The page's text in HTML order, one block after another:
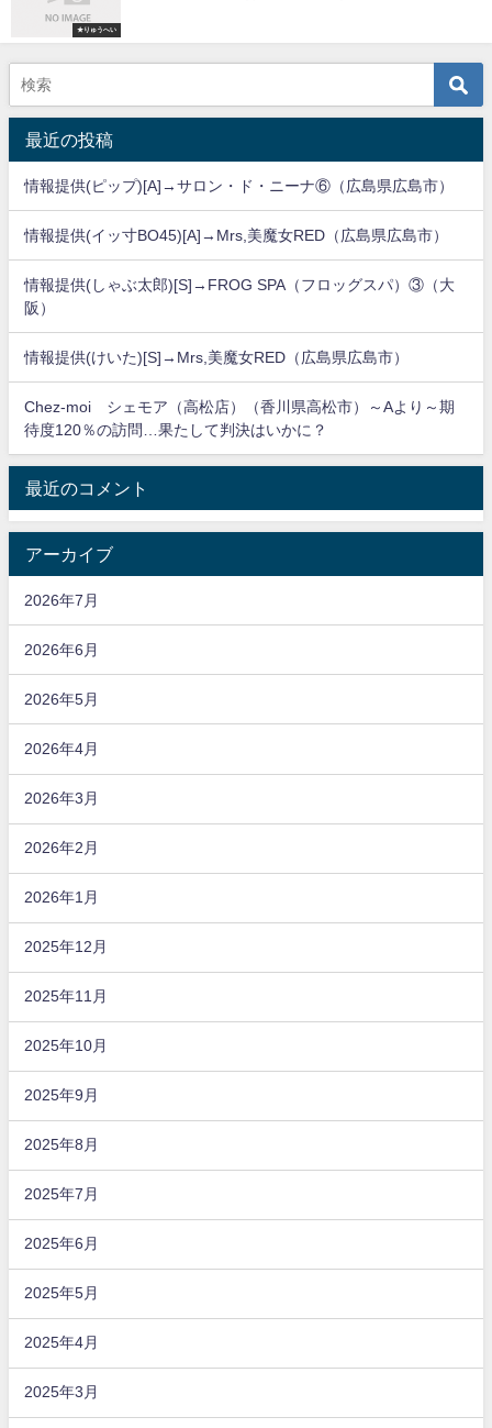
★りゅうへい
最近の投稿
情報提供(ピップ)[A]→サロン・ド・ニーナ⑥（広島県広島市）
情報提供(イッ寸BO45)[A]→Mrs,美魔女RED（広島県広島市）
情報提供(しゃぶ太郎)[S]→FROG SPA（フロッグスパ）③（大
阪）
情報提供(けいた)[S]→Mrs,美魔女RED（広島県広島市）
Chez-moi シェモア（高松店）（香川県高松市）～Aより～期
待度120％の訪問…果たして判決はいかに？
最近のコメント
アーカイブ
2026年7月
2026年6月
2026年5月
2026年4月
2026年3月
2026年2月
2026年1月
2025年12月
2025年11月
2025年10月
2025年9月
2025年8月
2025年7月
2025年6月
2025年5月
2025年4月
2025年3月